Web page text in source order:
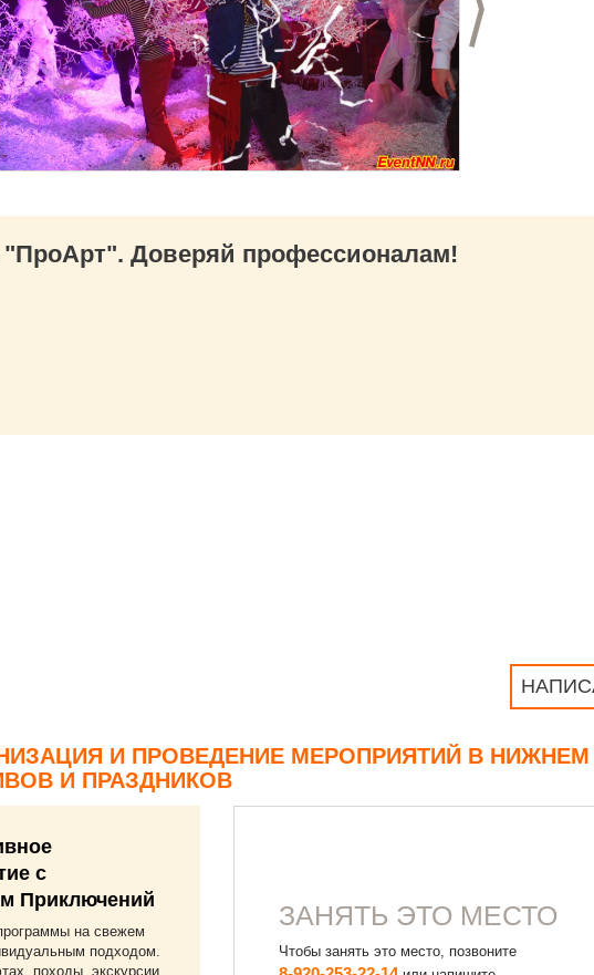
слайд
Доверяй профессионалам!
И ПРОВЕДЕНИЕ МЕРОПРИЯТИЙ В НИЖНЕМ
И ПРАЗДНИКОВ
с
Приключений
на свежем
подходом.
походы, экскурсии,
ЗАНЯТЬ ЭТО МЕСТО
Чтобы занять это место, позвоните